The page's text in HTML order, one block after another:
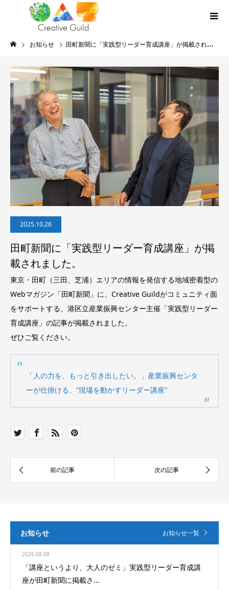
お知らせ 田町新聞に「実践型リーダー育成講座」が掲載されました。
2025.10.26
田町新聞に「実践型リーダー育成講座」が掲
載されました。
東京・田町（三田、芝浦）エリアの情報を発信する地域密着型の
Webマガジン「田町新聞」に、Creative Guildがコミュニティ面
をサポートする、港区立産業振興センター主催「実践型リーダー
育成講座」の記事が掲載されました。
ぜひご覧ください。
「人の力を、もっと引き出したい。」産業振興センタ
ーが仕掛ける、“現場を動かすリーダー講座”
お知らせ お知らせ一覧
2026.08.08
「講座というより、大人のゼミ」実践型リーダー育成講
座が田町新聞に掲載さ...